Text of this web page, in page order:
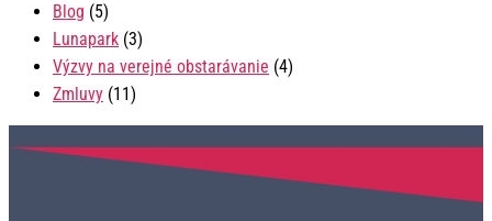
Blog (5)
Lunapark (3)
Výzvy na verejné obstarávanie (4)
Zmluvy (11)